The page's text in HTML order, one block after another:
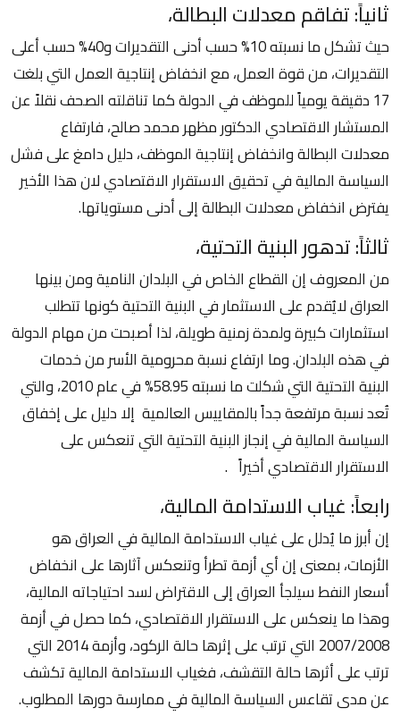
ثانياً: تفاقم معدلات البطالة،
حيث تشكل ما نسبته 10% حسب أدنى التقديرات و40% حسب أعلى
التقديرات، من قوة العمل، مع انخفاض إنتاجية العمل التي بلغت
17 دقيقة يومياً للموظف في الدولة كما تناقلته الصحف نقلاً عن
المستشار الاقتصادي الدكتور مظهر محمد صالح، فارتفاع
معدلات البطالة وانخفاض إنتاجية الموظف، دليل دامغ على فشل
السياسة المالية في تحقيق الاستقرار الاقتصادي لان هذا الأخير
يفترض انخفاض معدلات البطالة إلى أدنى مستوياتها.
ثالثاً: تدهور البنية التحتية،
من المعروف إن القطاع الخاص في البلدان النامية ومن بينها
العراق لايُقدم على الاستثمار في البنية التحتية كونها تتطلب
استثمارات كبيرة ولمدة زمنية طويلة، لذا أصبحت من مهام الدولة
في هذه البلدان. وما ارتفاع نسبة محرومية الأسر من خدمات
البنية التحتية التي شكلت ما نسبته 58.95% في عام 2010، والتي
تُعد نسبة مرتفعة جداً بالمقاييس العالمية إلا دليل على إخفاق
السياسة المالية في إنجاز البنية التحتية التي تنعكس على
الاستقرار الاقتصادي أخيراً .
رابعاً: غياب الاستدامة المالية،
إن أبرز ما يُدلل على غياب الاستدامة المالية في العراق هو
الأزمات، بمعنى إن أي أزمة تطرأ وتنعكس آثارها على انخفاض
أسعار النفط سيلجأ العراق إلى الاقتراض لسد احتياجاته المالية،
وهذا ما ينعكس على الاستقرار الاقتصادي، كما حصل في أزمة
2007/2008 التي ترتب على إثرها حالة الركود، وأزمة 2014 التي
ترتب على أثرها حالة التقشف، فغياب الاستدامة المالية تكشف
عن مدى تقاعس السياسة المالية في ممارسة دورها المطلوب.